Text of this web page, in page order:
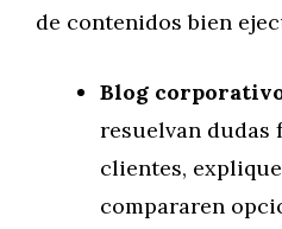
de contenidos bien
Blog
resuelvan dudas
clientes,
compararen